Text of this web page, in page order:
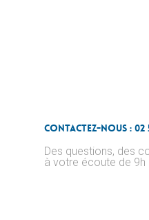
Contactez-nous : 02
Des questions, des
à votre écoute de 9h